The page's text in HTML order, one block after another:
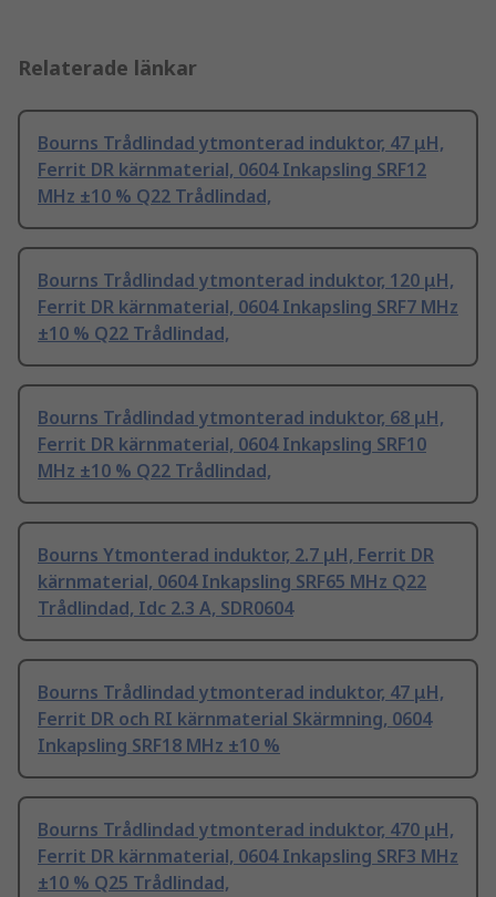
Relaterade länkar
Bourns Trådlindad ytmonterad induktor, 47 μH,
Ferrit DR kärnmaterial, 0604 Inkapsling SRF12
MHz ±10 % Q22 Trådlindad,
Bourns Trådlindad ytmonterad induktor, 120 μH,
Ferrit DR kärnmaterial, 0604 Inkapsling SRF7 MHz
±10 % Q22 Trådlindad,
Bourns Trådlindad ytmonterad induktor, 68 μH,
Ferrit DR kärnmaterial, 0604 Inkapsling SRF10
MHz ±10 % Q22 Trådlindad,
Bourns Ytmonterad induktor, 2.7 μH, Ferrit DR
kärnmaterial, 0604 Inkapsling SRF65 MHz Q22
Trådlindad, Idc 2.3 A, SDR0604
Bourns Trådlindad ytmonterad induktor, 47 μH,
Ferrit DR och RI kärnmaterial Skärmning, 0604
Inkapsling SRF18 MHz ±10 %
Bourns Trådlindad ytmonterad induktor, 470 μH,
Ferrit DR kärnmaterial, 0604 Inkapsling SRF3 MHz
±10 % Q25 Trådlindad,